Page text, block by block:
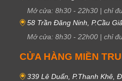
Mở cửa: 8h30 - 22h30 | chỉ
58 Trần Đăng Ninh, P.Cầu
Mở cửa: 8h30 - 22h00 | chỉ
CỬA HÀNG MIỀN
339 Lê Duẩn, P.Thanh Khê,